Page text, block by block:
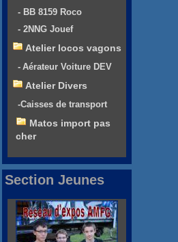
- BB 8159 Roco
- 2NNG Jouef
Atelier locos vagons
- Aérateur Voiture DEV
Atelier Divers
-Caisses de transport
Matos import pas
cher
Section Jeunes